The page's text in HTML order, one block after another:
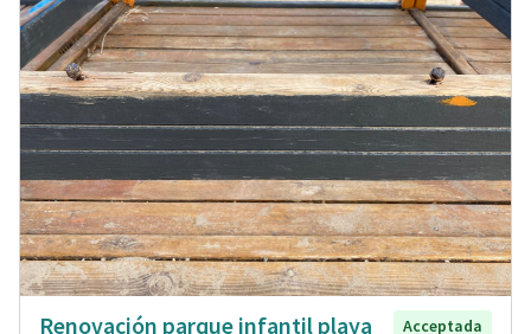
Renovación parque infantil playa
Acceptada